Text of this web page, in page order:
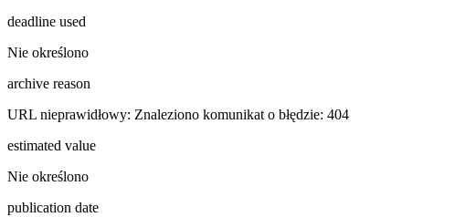
deadline used
Nie określono
archive reason
URL nieprawidłowy: Znaleziono komunikat o błędzie: 404
estimated value
Nie określono
publication date